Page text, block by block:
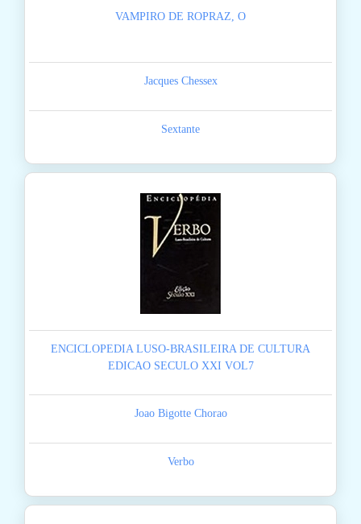
VAMPIRO DE ROPRAZ, O
Jacques Chessex
Sextante
ENCICLOPEDIA LUSO-BRASILEIRA DE CULTURA
EDICAO SECULO XXI VOL7
Joao Bigotte Chorao
Verbo